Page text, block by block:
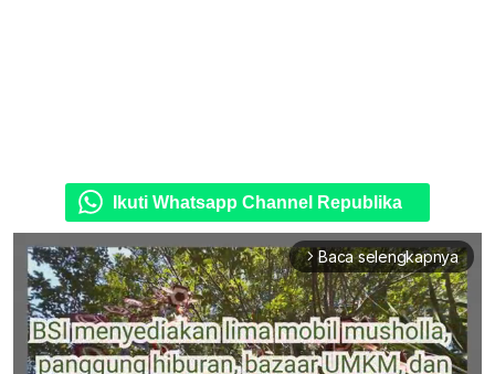
Ikuti Whatsapp Channel Republika
arrow_forward_ios Baca selengkapnya